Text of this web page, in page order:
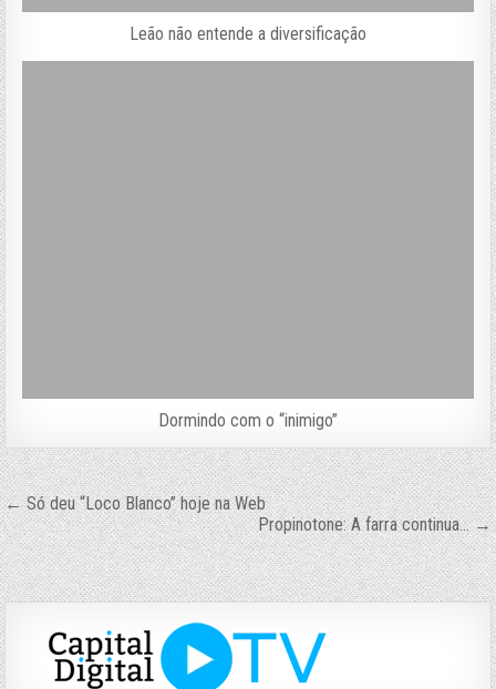
Leão não entende a diversificação
Dormindo com o “inimigo”
Navegação
de
Post
← Só deu “Loco Blanco” hoje na Web
Propinotone: A farra continua… →